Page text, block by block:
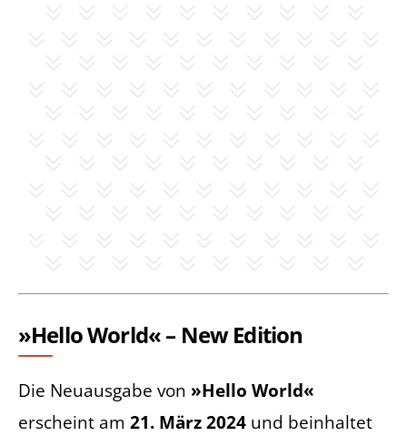
»Hello World« – New Edition
Die Neuausgabe von »Hello World«
erscheint am 21. März 2024 und beinhaltet